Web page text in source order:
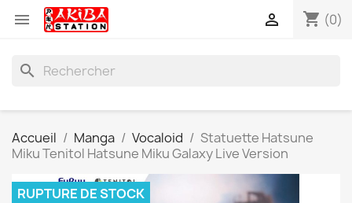
 shopping_cart (0)

search
Accueil Manga Vocaloid
Statuette Hatsune
Miku Tenitol Hatsune Miku Galaxy Live Version
RUPTURE DE STOCK